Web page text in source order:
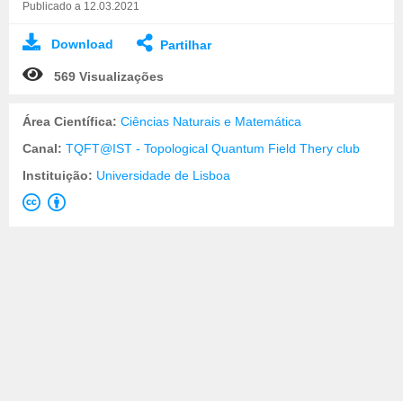
Publicado a 12.03.2021
Download Partilhar
569 Visualizações
Área Científica: Ciências Naturais e Matemática
Canal: TQFT@IST - Topological Quantum Field Thery club
Instituição: Universidade de Lisboa